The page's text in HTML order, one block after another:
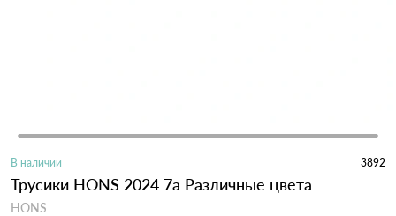
В наличии 3892
Трусики HONS 2024 7а Различные цвета
HONS